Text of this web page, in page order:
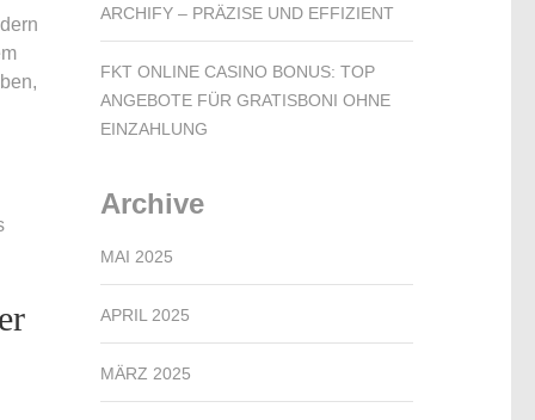
ARCHIFY – PRÄZISE UND EFFIZIENT
FKT ONLINE CASINO BONUS: TOP
ANGEBOTE FÜR GRATISBONI OHNE
EINZAHLUNG
Archive
MAI 2025
APRIL 2025
MÄRZ 2025